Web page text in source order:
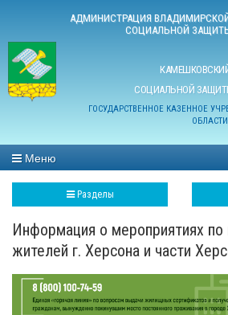
АДМИНИСТРАЦИЯ
СОЦИАЛЬНОЙ
СОЦИАЛЬНОЙ
ГОСУДАРСТВЕННОЕ КАЗЕННОЕ
ОБЛАСТИ
Меню
Разделы
Информация о мероприятиях
жителей г. Херсона и части